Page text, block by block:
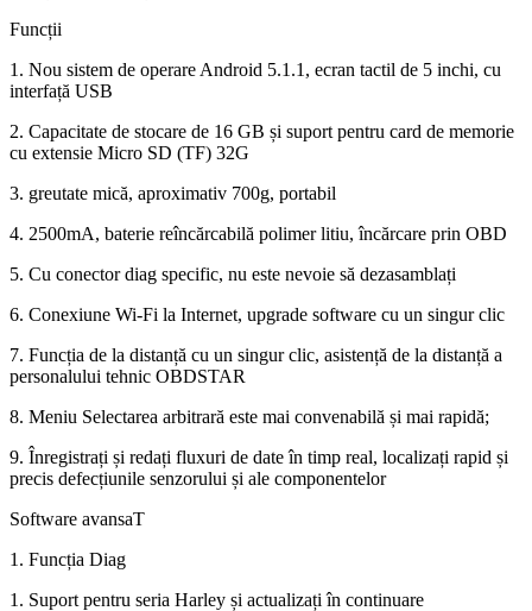
Funcții
1. Nou sistem de operare Android 5.1.1, ecran tactil de 5 inchi, cu
interfață USB
2. Capacitate de stocare de 16 GB și suport pentru card de memorie
cu extensie Micro SD (TF) 32G
3. greutate mică, aproximativ 700g, portabil
4. 2500mA, baterie reîncărcabilă polimer litiu, încărcare prin OBD
5. Cu conector diag specific, nu este nevoie să dezasamblați
6. Conexiune Wi-Fi la Internet, upgrade software cu un singur clic
7. Funcția de la distanță cu un singur clic, asistență de la distanță a
personalului tehnic OBDSTAR
8. Meniu Selectarea arbitrară este mai convenabilă și mai rapidă;
9. Înregistrați și redați fluxuri de date în timp real, localizați rapid și
precis defecțiunile senzorului și ale componentelor
Software avansaT
1. Funcția Diag
1. Suport pentru seria Harley și actualizați în continuare